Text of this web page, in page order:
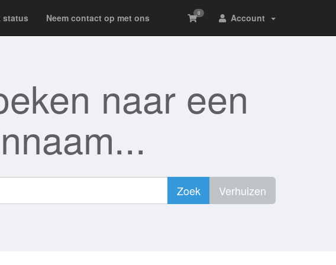
0 Account
status Neem contact op met ons
naar een
Zoek Verhuizen